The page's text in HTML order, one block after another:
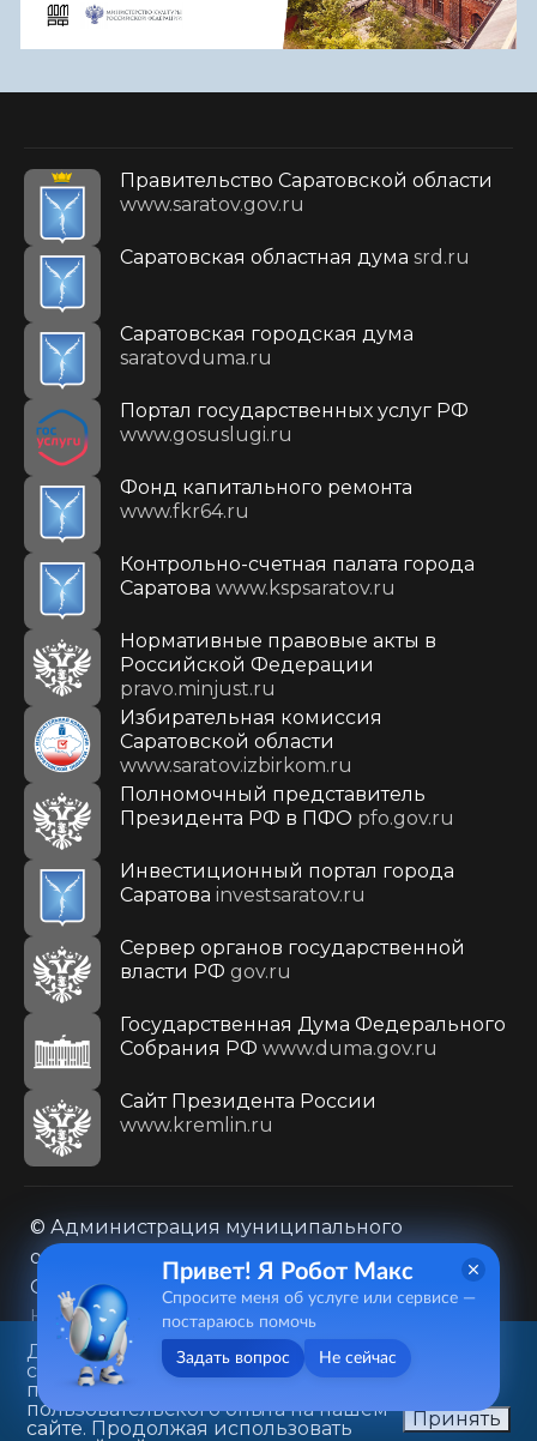
Правительство Саратовской области
www.saratov.gov.ru
Саратовская областная дума srd.ru
Саратовская городская дума
saratovduma.ru
Портал государственных услуг РФ
www.gosuslugi.ru
Фонд капитального ремонта
www.fkr64.ru
Контрольно-счетная палата города
Саратова www.kspsaratov.ru
Нормативные правовые акты в
Российской Федерации
pravo.minjust.ru
Избирательная комиссия
Саратовской области
www.saratov.izbirkom.ru
Полномочный представитель
Президента РФ в ПФО pfo.gov.ru
Инвестиционный портал города
Саратова investsaratov.ru
Сервер органов государственной
власти РФ gov.ru
Государственная Дума Федерального
Собрания РФ www.duma.gov.ru
Cайт Президента России
www.kremlin.ru
© Администрация муниципального
образования городского округа «Город
Саратов»
Контакты
Карта сайта
Политика в отношении обработки
персональных данных
410031, г. Саратов, ул. Первомайская, д. 78
Данный веб-сайт использует
cookie-файлы в целях
предоставления вам лучшего
пользовательского опыта на нашем
сайте. Продолжая использовать
Принять
Привет! Я Робот Макс
Спросите меня об услуге или сервисе —
постараюсь помочь
Задать вопрос Не сейчас